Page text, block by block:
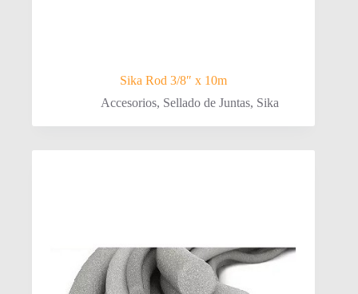
Sika Rod 3/8″ x 10m
Accesorios, Sellado de Juntas, Sika